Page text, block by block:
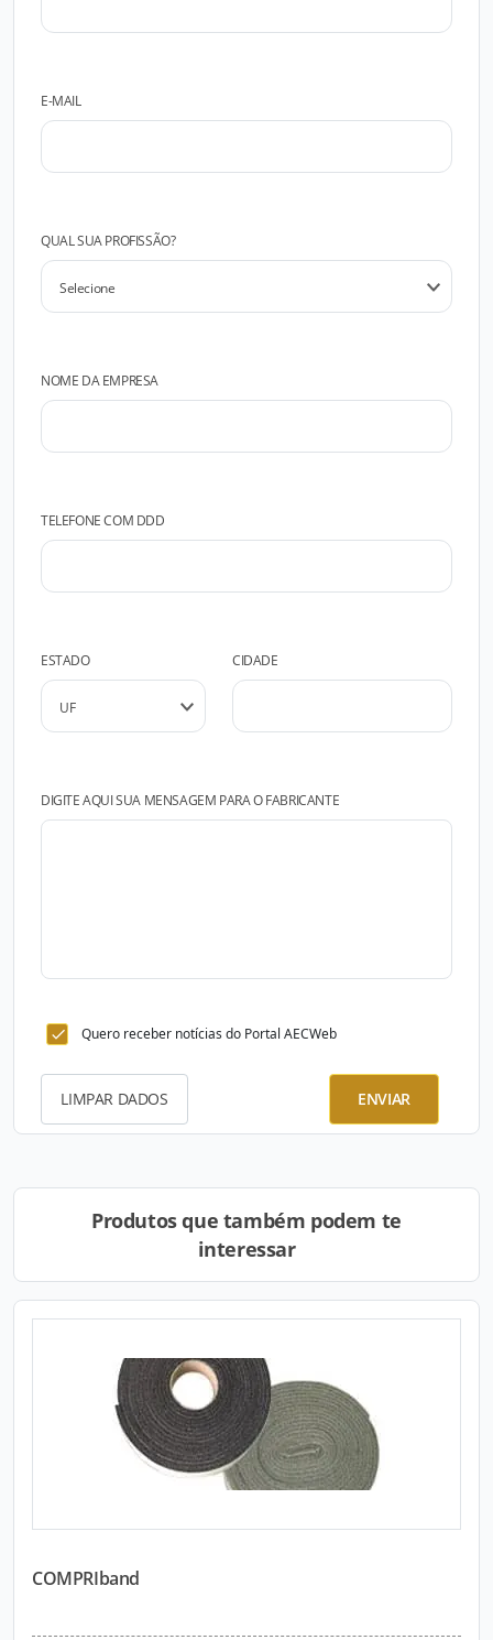
E-MAIL
QUAL SUA PROFISSÃO?
NOME DA EMPRESA
TELEFONE COM DDD
ESTADO CIDADE
DIGITE AQUI SUA MENSAGEM PARA O FABRICANTE
Quero receber notícias do Portal AECWeb
LIMPAR DADOS ENVIAR
Produtos que também podem te
interessar
COMPRIband